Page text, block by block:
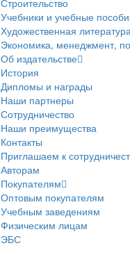
Строительство
Учебники и учебные
Художественная
Экономика, менеджмент,
Об издательстве
История
Дипломы и награды
Наши партнеры
Сотрудничество
Наши преимущества
Контакты
Приглашаем к
Авторам
Покупателям
Оптовым покупателям
Учебным заведениям
Физическим лицам
ЭБС